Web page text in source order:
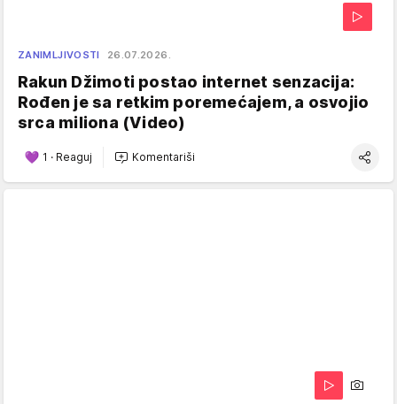
ZANIMLJIVOSTI 26.07.2026.
Rakun Džimoti postao internet senzacija:
Rođen je sa retkim poremećajem, a osvojio
srca miliona (Video)
1 · Reaguj Komentariši